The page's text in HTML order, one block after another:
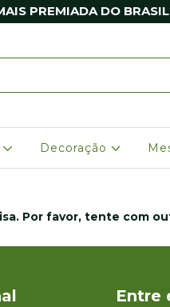
PREMIADA DO BRASIL
Decoração
Por favor, tente com
Entre